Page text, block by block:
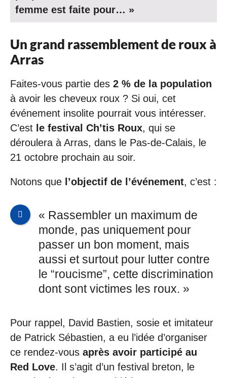
femme est faite pour… »
Un grand rassemblement de roux à
Arras
Faites-vous partie des 2 % de la population
à avoir les cheveux roux ? Si oui, cet
événement insolite pourrait vous intéresser.
C’est le festival Ch’tis Roux, qui se
déroulera à Arras, dans le Pas-de-Calais, le
21 octobre prochain au soir.
Notons que l’objectif de l’événement, c’est :
« Rassembler un maximum de
monde, pas uniquement pour
passer un bon moment, mais
aussi et surtout pour lutter contre
le “roucisme”, cette discrimination
dont sont victimes les roux. »
Pour rappel, David Bastien, sosie et imitateur
de Patrick Sébastien, a eu l’idée d’organiser
ce rendez-vous après avoir participé au
Red Love. Il s’agit d’un festival breton, le